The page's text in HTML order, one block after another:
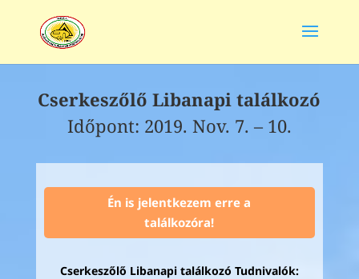
Cserkeszőlő Libanapi találkozó
Időpont: 2019. Nov. 7. – 10.
Én is jelentkezem erre a
találkozóra!
Cserkeszőlő Libanapi találkozó Tudnivalók: